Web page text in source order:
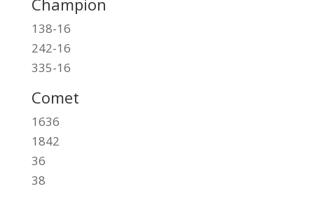
138-16
242-16
335-16
Comet
1636
1842
36
38